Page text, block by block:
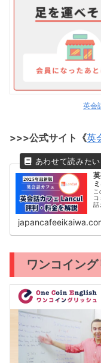
英会
>>>公式サイト《英
コ
話
ワンコイン